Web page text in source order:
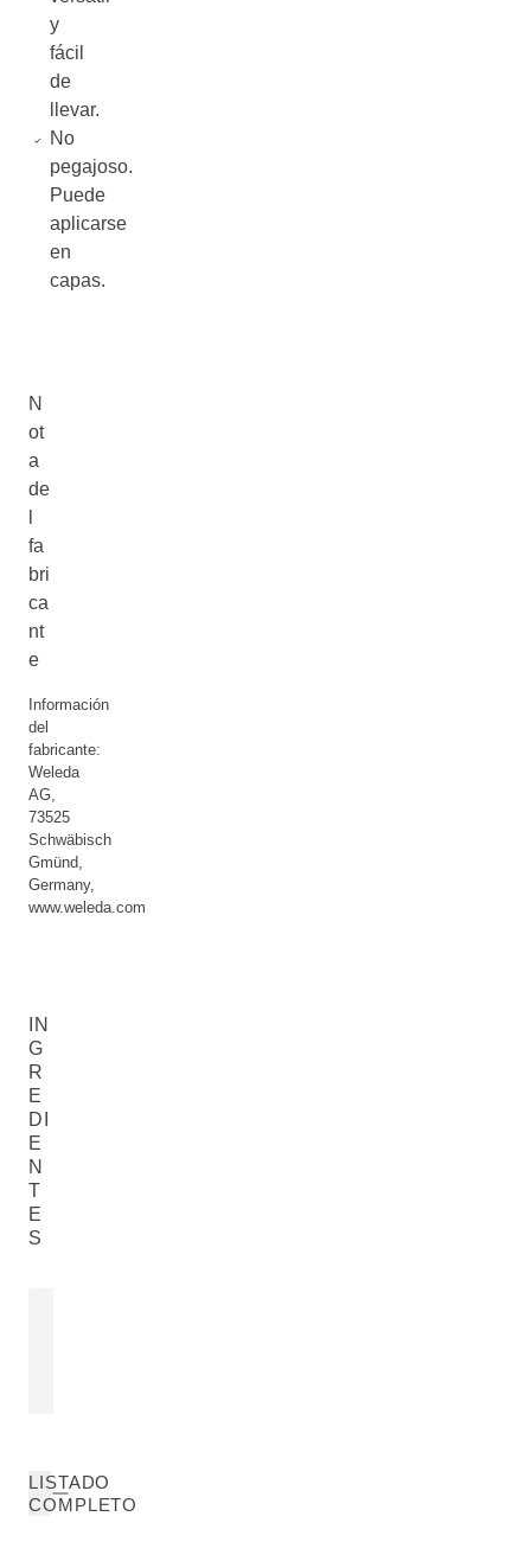
y
fácil
de
llevar.
No
pegajoso.
Puede
aplicarse
en
capas.
N
ot
a
de
fa
bri
ca
nt
e
Información
del
fabricante:
Weleda
AG,
73525
Schwäbisch
Gmünd,
Germany,
www.weleda.com
IN
G
R
E
DI
E
N
T
E
S
LISTADO
COMPLETO